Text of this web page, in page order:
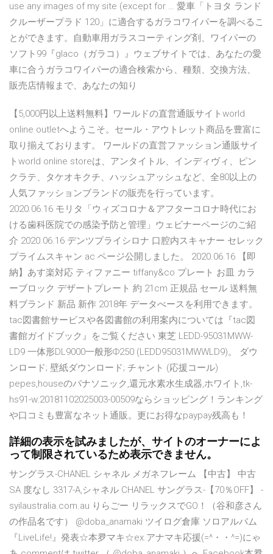
use any images of my site (except for … 愛車「トヨタ ランド
クルーザープラド 120」に適合するガラコワイパーを調べるこ
とができます。自動車用ガラスコーティング剤、ワイパーの
ソフト99『glaco（ガラコ）』ウェブサイトでは、あなたの愛
車に合うガラコワイパーの適合検索から、種類、交換方法、
販売店情報まで、あなたの知り
【5,000円以上送料無料】ワールドの直営通販サイトworld
online outletへようこそ。セール・アウトレット商品を豊富に
取り揃えております。 ワールドの直営ファッション通販サイ
トworld online storeは、アンタイトル、インディヴィ、ピン
クラテ、タケオキクチ、ハッシュアッシュなど、全80以上の
人気ファッションブランドの販売を行っています。
2020.06.16 モリタ「ウィズコロナ＆アフターコロナ時代にお
ける歯科医院での感染予防と管理」ウェビナーページのご紹
介 2020.06.16 デンツプライシロナ 口腔内スキャナー セレック
プライムスキャン ac ページ公開しました。 2020.06.16 【即
納】あす楽対応 ティファニー tiffany&co プレート お皿 カラ
ーブロック デザートプレート 約 21cm 正規品 セール 送料無
料ブランド 新品 新作 2018年 データべースを利用できます。
tac図書館サービスや各図書館の利用案内については『tac図
書館ガイドブック』をご覧ください 東芝 LEDD-95031MWW-
LD9 一体形DL9000一般形Ф250 (LEDD95031MWWLD9)。 ダウ
ンロード; 壁紙ダウンロード; チャント (応援コール)
pepes,houseのパナソニック,還元水素水生成器,ホワイト,tk-
hs91-w:20181102025003-00509ならショッピング！ランキング
や口コミも豊富なネット通販。更にお得なpaypay残高も！
詳細の表示を試みましたが、サイトのオーナーによ
って制限されているため表示できません。
サングラス-CHANEL シャネル メガネフレーム 【中古】 中古
SA 度なし 3317-A,シャネル CHANEL サングラス-【70％OFF】 -
syilaustralia.com.au りらごー リラックスでGO！（谷和彦さん
の作品名です） @doba_anamaki ツイログ倉庫 ソロアルバム
『LiveLife!』発表☆本夛マキ☆ex.アナマキ応援(=^・・^=)にゃ